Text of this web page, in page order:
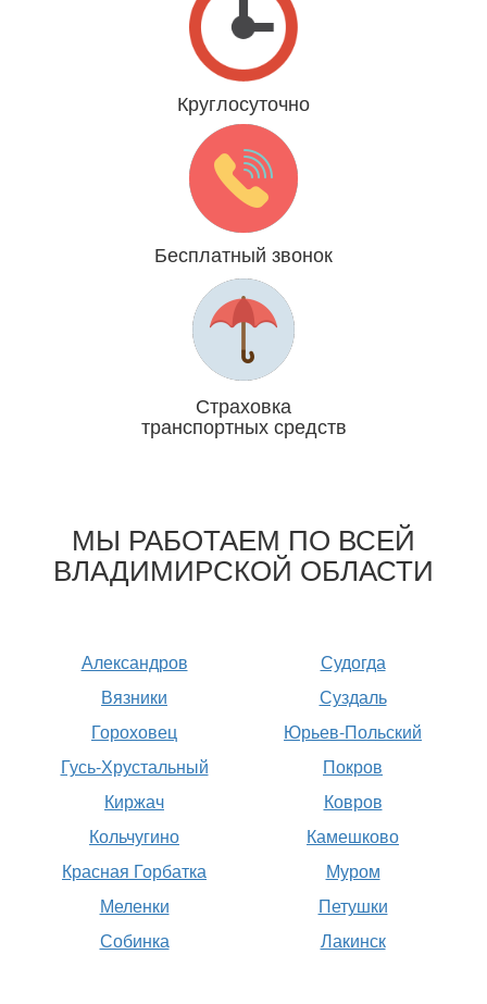
Круглосуточно
Даже 31 декабря и 1 января
Бесплатный звонок
Мы платим за Вас
Страховка
транспортных средств
МЫ РАБОТАЕМ ПО ВСЕЙ
ВЛАДИМИРСКОЙ ОБЛАСТИ
Александров
Вязники
Гороховец
Гусь-Хрустальный
Киржач
Кольчугино
Красная Горбатка
Меленки
Собинка
Судогда
Суздаль
Юрьев-Польский
Покров
Ковров
Камешково
Муром
Петушки
Лакинск